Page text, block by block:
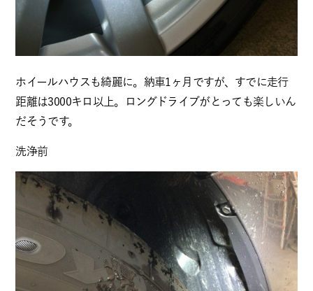
ホイールハウスも綺麗に。納車1ヶ月ですが、すでに走行
距離は3000キロ以上。ロングドライブがとっても楽しいん
だそうです。
洗浄前